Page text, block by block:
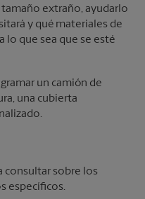
extraño, ayudarlo
y qué materiales de
lo que sea que se esté
un camión de
una cubierta
consultar sobre los
específicos.